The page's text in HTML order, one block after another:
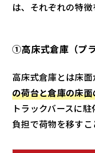
は、それぞれの特徴
①高床式倉庫（プ
高床式倉庫とは床
の荷台と倉庫の床
トラックバースに
負担で荷物を移すこ